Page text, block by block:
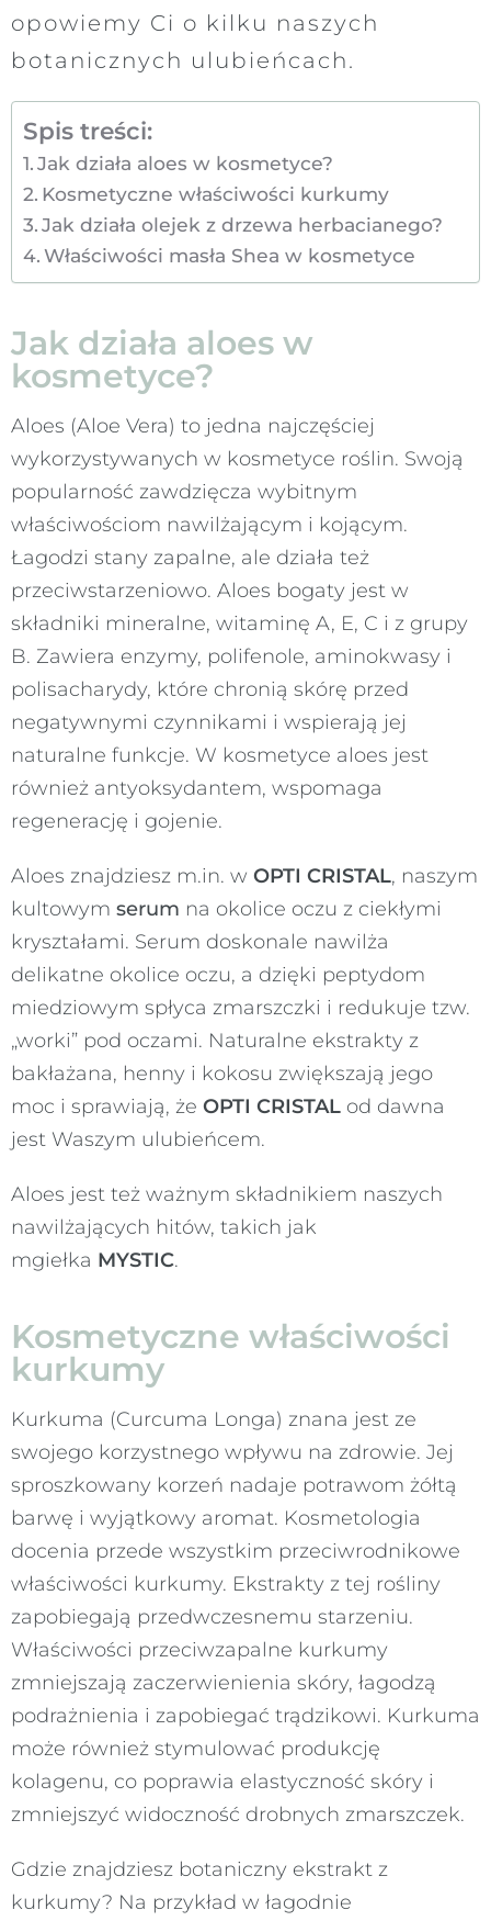
opowiemy Ci o kilku naszych
botanicznych ulubieńcach.
Spis treści:
Jak działa aloes w kosmetyce?
Kosmetyczne właściwości kurkumy
Jak działa olejek z drzewa herbacianego?
Właściwości masła Shea w kosmetyce
Jak działa aloes w
kosmetyce?
Aloes (Aloe Vera) to jedna najczęściej
wykorzystywanych w kosmetyce roślin. Swoją
popularność zawdzięcza wybitnym
właściwościom nawilżającym i kojącym.
Łagodzi stany zapalne, ale działa też
przeciwstarzeniowo. Aloes bogaty jest w
składniki mineralne, witaminę A, E, C i z grupy
B. Zawiera enzymy, polifenole, aminokwasy i
polisacharydy, które chronią skórę przed
negatywnymi czynnikami i wspierają jej
naturalne funkcje. W kosmetyce aloes jest
również antyoksydantem, wspomaga
regenerację i gojenie.
Aloes znajdziesz m.in. w OPTI CRISTAL, naszym
kultowym serum na okolice oczu z ciekłymi
kryształami. Serum doskonale nawilża
delikatne okolice oczu, a dzięki peptydom
miedziowym spłyca zmarszczki i redukuje tzw.
„worki” pod oczami. Naturalne ekstrakty z
bakłażana, henny i kokosu zwiększają jego
moc i sprawiają, że OPTI CRISTAL od dawna
jest Waszym ulubieńcem.
Aloes jest też ważnym składnikiem naszych
nawilżających hitów, takich jak
mgiełka MYSTIC.
Kosmetyczne właściwości
kurkumy
Kurkuma (Curcuma Longa) znana jest ze
swojego korzystnego wpływu na zdrowie. Jej
sproszkowany korzeń nadaje potrawom żółtą
barwę i wyjątkowy aromat. Kosmetologia
docenia przede wszystkim przeciwrodnikowe
właściwości kurkumy. Ekstrakty z tej rośliny
zapobiegają przedwczesnemu starzeniu.
Właściwości przeciwzapalne kurkumy
zmniejszają zaczerwienienia skóry, łagodzą
podrażnienia i zapobiegać trądzikowi. Kurkuma
może również stymulować produkcję
kolagenu, co poprawia elastyczność skóry i
zmniejszyć widoczność drobnych zmarszczek.
Gdzie znajdziesz botaniczny ekstrakt z
kurkumy? Na przykład w łagodnie